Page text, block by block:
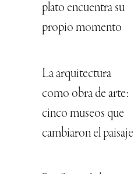
plato encuentra su
propio momento
La arquitectura
como obra de arte:
cinco museos que
cambiaron el paisaje